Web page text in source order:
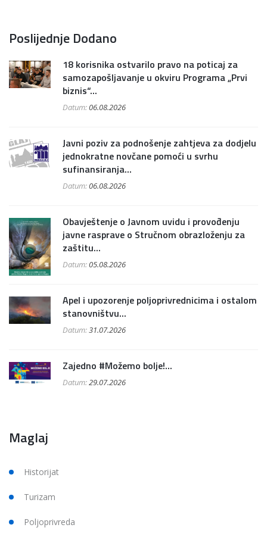
Poslijednje Dodano
18 korisnika ostvarilo pravo na poticaj za
samozapošljavanje u okviru Programa „Prvi
biznis“...
Datum:06.08.2026
Javni poziv za podnošenje zahtjeva za dodjelu
jednokratne novčane pomoći u svrhu
sufinansiranja...
Datum:06.08.2026
Obavještenje o Javnom uvidu i provođenju
javne rasprave o Stručnom obrazloženju za
zaštitu...
Datum:05.08.2026
Apel i upozorenje poljoprivrednicima i ostalom
stanovništvu...
Datum:31.07.2026
Zajedno #Možemo bolje!...
Datum:29.07.2026
Maglaj
Historijat
Turizam
Poljoprivreda